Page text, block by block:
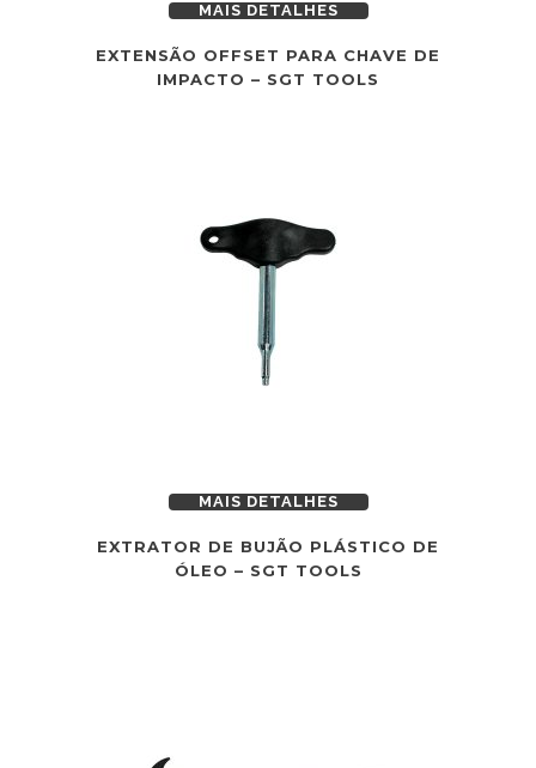
MAIS DETALHES
EXTENSÃO OFFSET PARA CHAVE DE
IMPACTO – SGT TOOLS
MAIS DETALHES
EXTRATOR DE BUJÃO PLÁSTICO DE
ÓLEO – SGT TOOLS